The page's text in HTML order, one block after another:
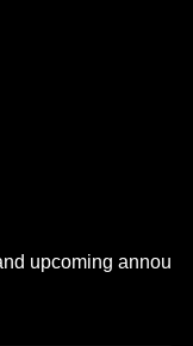
upcoming annou